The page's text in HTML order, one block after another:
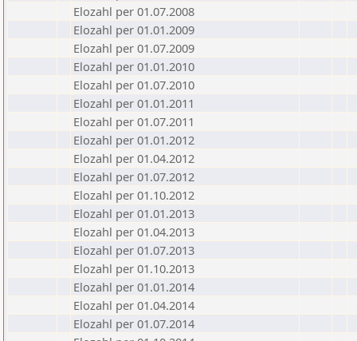
Elozahl per 01.07.2008
Elozahl per 01.01.2009
Elozahl per 01.07.2009
Elozahl per 01.01.2010
Elozahl per 01.07.2010
Elozahl per 01.01.2011
Elozahl per 01.07.2011
Elozahl per 01.01.2012
Elozahl per 01.04.2012
Elozahl per 01.07.2012
Elozahl per 01.10.2012
Elozahl per 01.01.2013
Elozahl per 01.04.2013
Elozahl per 01.07.2013
Elozahl per 01.10.2013
Elozahl per 01.01.2014
Elozahl per 01.04.2014
Elozahl per 01.07.2014